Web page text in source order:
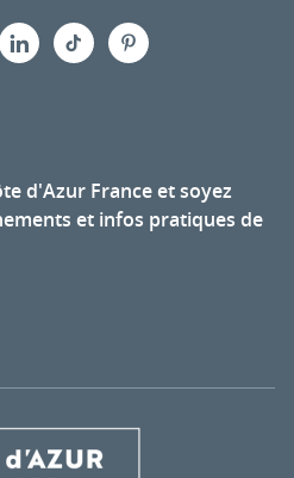
d'Azur France et soyez
et infos pratiques de